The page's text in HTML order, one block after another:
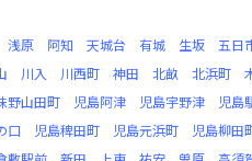
浅原 阿知 天城台 有城 生坂 五日
川入 川西町 神田 北畝 北浜町
野山田町 児島阿津 児島宇野津 児島
口 児島稗田町 児島元浜町 児島柳田